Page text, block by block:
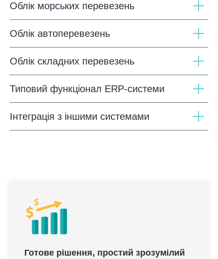
Облік морських перевезень
Облік автоперевезень
Облік складних перевезень
Типовий функціонал ERP-системи
Інтеграція з іншими системами
Готове рішення, простий зрозумілий